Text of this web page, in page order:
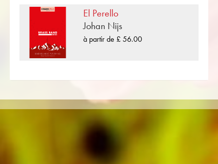
concert, toutes les partitions peuvent être
affichées en un clic sur Musique pour le
divertissement dans le Niveau de difficulté B
(facile) .
compositions de musique pour cuivres publiées
Fernie plus de 100 compositeurs et arrangeurs
travaillent pour la maison d'édition musicale
suisse. En plus de la partition pour Brass Band
d'autres formats tels que Brass Band,
El Perello
Johan Nijs
à partir de £ 56.00